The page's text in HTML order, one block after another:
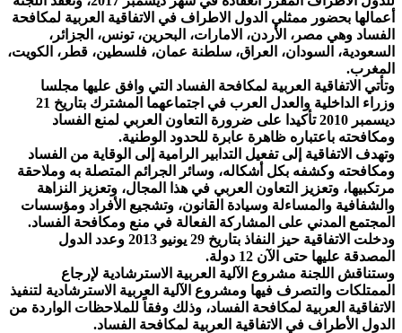
أعمالها بحضور ممثلي الدول الاطراف في الاتفاقية العربية لمكافحة
الفساد وهي مصر، الأردن، الامارات، البحرين، تونس، الجزائر،
السعودية، السودان، العراق، سلطنة عمان، فلسطين، قطر، الكويت،
المغرب.
وتأتي الاتفاقية العربية لمكافحة الفساد التي وافق عليها مجلسا
وزراء الداخلية والعدل العرب في اجتماعهما المشترك بتاريخ 21
ديسمبر 2010 تأكيدا على ضرورة التعاون العربي لمنع الفساد
ومكافحته باعتباره ظاهرة عابرة للحدود الوطنية.
وتهدف الاتفاقية إلى تفعيل التدابير الرامية إلى الوقاية من الفساد
ومكافحته وكشفه بكل أشكاله، وسائر الجرائم المتصلة به وملاحقة
مرتكبيها، وتعزيز التعاون العربي في هذا المجال، وتعزيز النزاهة
والشفافية والمساءلة وسيادة القانون، وتشجيع الأفراد ومؤسسات
المجتمع المدني على المشاركة الفعالة في منع ومكافحة الفساد.
ودخلت الاتفاقية حيز النفاذ بتاريخ 29 يونيو 2013 وعدد الدول
المصدقة عليها حتى الآن 12 دولة.
وستناقش اللجنة مشروع الآلية العربية الاسترشادية لإرجاع
الممتلكات والتصرف فيها ومشروع الآلية العربية الاسترشادية لتنفيذ
الاتفاقية العربية لمكافحة الفساد، وذلك وفقاً للملاحظات الواردة من
الدول الأطراف في الاتفاقية العربية لمكافحة الفساد.